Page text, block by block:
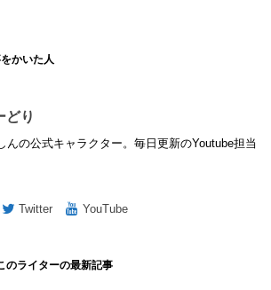
かいた人
どり
んの公式キャラクター。毎日更新のYoutube担当
Twitter YouTube
のライターの最新記事